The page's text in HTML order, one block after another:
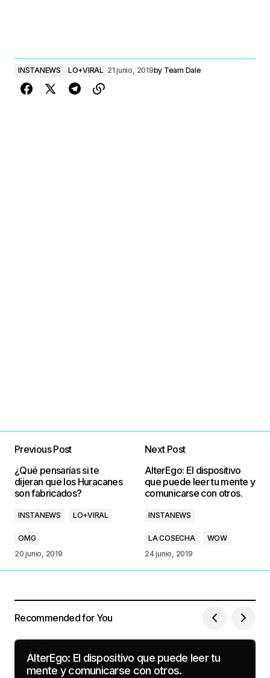
INSTANEWS LO+VIRAL 21 junio, 2019by Team Dale
Previous Post
¿Qué pensarías si te
dijeran que los Huracanes
son fabricados?
INSTANEWS LO+VIRAL
OMG
20 junio, 2019
Next Post
AlterEgo: El dispositivo
que puede leer tu mente y
comunicarse con otros.
INSTANEWS
LA COSECHA
WOW
24 junio, 2019
Recommended for You
AlterEgo: El dispositivo que puede leer tu
mente y comunicarse con otros.